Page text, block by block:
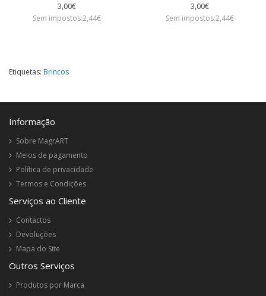
3,00€
Sem impostos:2,44€
3,00€
Sem impostos:2,44€
Etiquetas: Brincos
Informação
Sobre MagrART
Meios de pagamento
Política de privacidade
Termos e Condições
Serviços ao Cliente
Contactos
Devoluções
Mapa do Site
Outros Serviços
Produtos por Marca